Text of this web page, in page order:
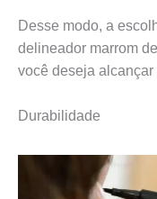
Desse modo, a
delineador marrom
você deseja
Durabilidade